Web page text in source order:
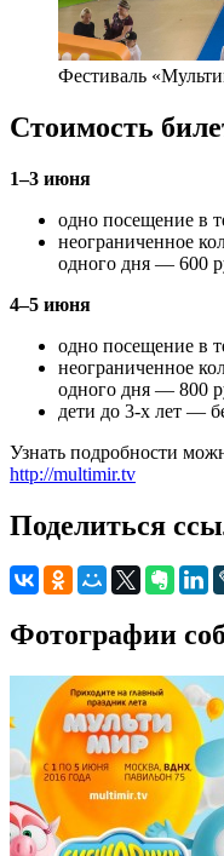
Фестиваль
Стоимость
1–3 июня
одно посещение в
неограниченное
одного дня — 600
4–5 июня
одно посещение в
неограниченное
одного дня — 800
дети до 3-х лет —
Узнать подробности
http://multimir.tv
Поделиться
Фотографии